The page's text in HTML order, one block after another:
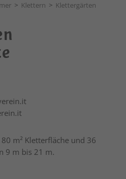
> Klettern > Klettergärten
m² Kletterfläche und 36
9 m bis 21 m.